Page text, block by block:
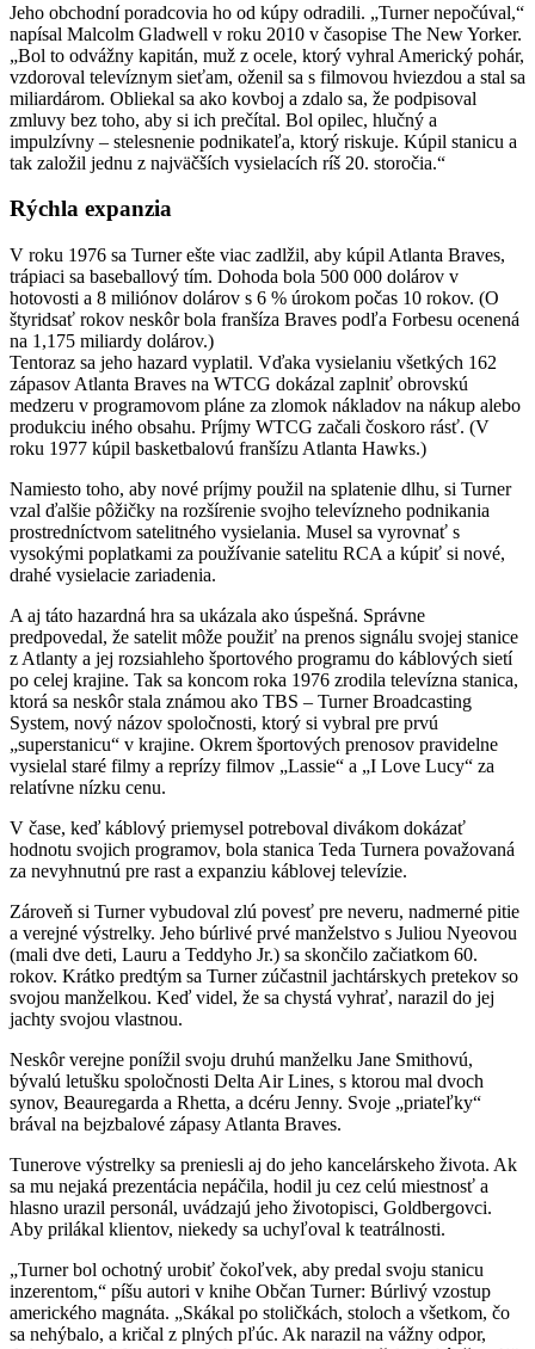
Jeho obchodní poradcovia ho od kúpy odradili. „Turner nepočúval,“
napísal Malcolm Gladwell v roku 2010 v časopise The New Yorker.
„Bol to odvážny kapitán, muž z ocele, ktorý vyhral Americký pohár,
vzdoroval televíznym sieťam, oženil sa s filmovou hviezdou a stal sa
miliardárom. Obliekal sa ako kovboj a zdalo sa, že podpisoval
zmluvy bez toho, aby si ich prečítal. Bol opilec, hlučný a
impulzívny – stelesnenie podnikateľa, ktorý riskuje. Kúpil stanicu a
tak založil jednu z najväčších vysielacích ríš 20. storočia.“
Rýchla expanzia
V roku 1976 sa Turner ešte viac zadlžil, aby kúpil Atlanta Braves,
trápiaci sa baseballový tím. Dohoda bola 500 000 dolárov v
hotovosti a 8 miliónov dolárov s 6 % úrokom počas 10 rokov. (O
štyridsať rokov neskôr bola franšíza Braves podľa Forbesu ocenená
na 1,175 miliardy dolárov.)
Tentoraz sa jeho hazard vyplatil. Vďaka vysielaniu všetkých 162
zápasov Atlanta Braves na WTCG dokázal zaplniť obrovskú
medzeru v programovom pláne za zlomok nákladov na nákup alebo
produkciu iného obsahu. Príjmy WTCG začali čoskoro rásť. (V
roku 1977 kúpil basketbalovú franšízu Atlanta Hawks.)
Namiesto toho, aby nové príjmy použil na splatenie dlhu, si Turner
vzal ďalšie pôžičky na rozšírenie svojho televízneho podnikania
prostredníctvom satelitného vysielania. Musel sa vyrovnať s
vysokými poplatkami za používanie satelitu RCA a kúpiť si nové,
drahé vysielacie zariadenia.
A aj táto hazardná hra sa ukázala ako úspešná. Správne
predpovedal, že satelit môže použiť na prenos signálu svojej stanice
z Atlanty a jej rozsiahleho športového programu do káblových sietí
po celej krajine. Tak sa koncom roka 1976 zrodila televízna stanica,
ktorá sa neskôr stala známou ako TBS – Turner Broadcasting
System, nový názov spoločnosti, ktorý si vybral pre prvú
„superstanicu“ v krajine. Okrem športových prenosov pravidelne
vysielal staré filmy a reprízy filmov „Lassie“ a „I Love Lucy“ za
relatívne nízku cenu.
V čase, keď káblový priemysel potreboval divákom dokázať
hodnotu svojich programov, bola stanica Teda Turnera považovaná
za nevyhnutnú pre rast a expanziu káblovej televízie.
Zároveň si Turner vybudoval zlú povesť pre neveru, nadmerné pitie
a verejné výstrelky. Jeho búrlivé prvé manželstvo s Juliou Nyeovou
(mali dve deti, Lauru a Teddyho Jr.) sa skončilo začiatkom 60.
rokov. Krátko predtým sa Turner zúčastnil jachtárskych pretekov so
svojou manželkou. Keď videl, že sa chystá vyhrať, narazil do jej
jachty svojou vlastnou.
Neskôr verejne ponížil svoju druhú manželku Jane Smithovú,
bývalú letušku spoločnosti Delta Air Lines, s ktorou mal dvoch
synov, Beauregarda a Rhetta, a dcéru Jenny. Svoje „priateľky“
brával na bejzbalové zápasy Atlanta Braves.
Tunerove výstrelky sa preniesli aj do jeho kancelárskeho života. Ak
sa mu nejaká prezentácia nepáčila, hodil ju cez celú miestnosť a
hlasno urazil personál, uvádzajú jeho životopisci, Goldbergovci.
Aby prilákal klientov, niekedy sa uchyľoval k teatrálnosti.
„Turner bol ochotný urobiť čokoľvek, aby predal svoju stanicu
inzerentom,“ píšu autori v knihe Občan Turner: Búrlivý vzostup
amerického magnáta. „Skákal po stoličkách, stoloch a všetkom, čo
sa nehýbalo, a kričal z plných pľúc. Ak narazil na vážny odpor,